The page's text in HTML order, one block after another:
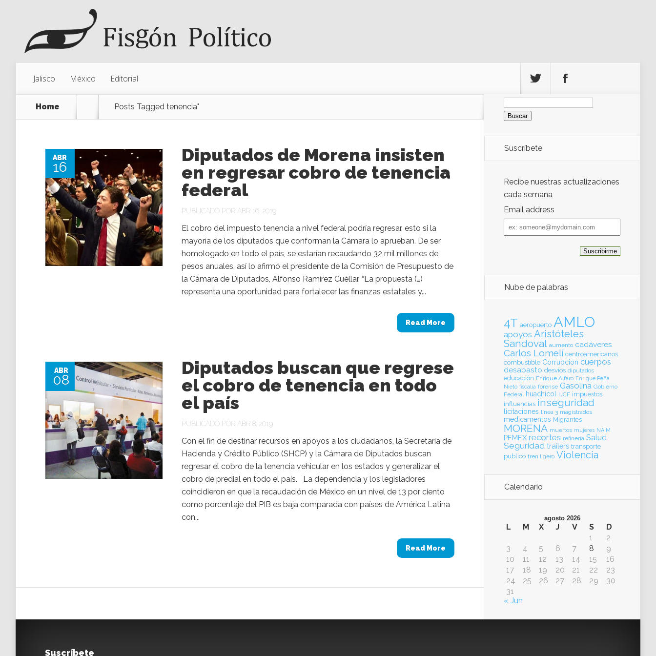
Jalisco México Editorial
Home Posts Tagged tenencia"
ABR
16
Diputados de Morena insisten
en regresar cobro de tenencia
federal
PUBLICADO POR ABR 16, 2019
El cobro del impuesto tenencia a nivel federal podría regresar, esto si la
mayoría de los diputados que conforman la Cámara lo aprueban. De ser
homologado en todo el país, se estarían recaudando 32 mil millones de
pesos anuales, así lo afirmó el presidente de la Comisión de Presupuesto de
la Cámara de Diputados, Alfonso Ramírez Cuéllar. “La propuesta (…)
representa una oportunidad para fortalecer las finanzas estatales y...
Read More
ABR
08
Diputados buscan que regrese
el cobro de tenencia en todo
el país
PUBLICADO POR ABR 8, 2019
Con el fin de destinar recursos en apoyos a los ciudadanos, la Secretaría de
Hacienda y Crédito Público (SHCP) y la Cámara de Diputados buscan
regresar el cobro de la tenencia vehicular en los estados y generalizar el
cobro de predial en todo el país. La dependencia y los legisladores
coincidieron en que la recaudación de México en un nivel de 13 por ciento
como porcentaje del PIB es baja comparada con países de América Latina
con...
Read More
Buscar:
Suscríbete
Recibe nuestras actualizaciones
cada semana
Email address
Email
address
Nube de palabras
4T aeropuerto AMLO
apoyos Aristóteles
Sandoval aumento cadáveres
Carlos Lomelí centroamericanos
combustible Corrupcion cuerpos
desabasto desvíos diputados
educación Enrique Alfaro Enrique Peña
Nieto fiscalia forense Gasolina Gobierno
Federal huachicol IJCF impuestos
influencias inseguridad
licitaciones línea 3 magistrados
medicamentos Migrantes
MORENA muertos mujeres NAIM
PEMEX recortes refinería Salud
Seguridad trailers transporte
publico tren ligero Violencia
Calendario
agosto 2026
L M X J V S
D
1
2
3
4 5 6 7 8
9
10
11 12 13 14 15
16
17
18 19 20 21 22
23
24
25 26 27 28 29
30
31
« Jun
Suscríbete